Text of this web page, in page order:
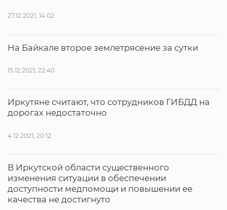
27.12.2021, 14:02
На Байкале второе землетрясение за сутки
15.12.2021, 22:40
Иркутяне считают, что сотрудников ГИБДД на
дорогах недостаточно
4.12.2021, 20:12
В Иркутской области существенного
изменения ситуации в обеспечении
доступности медпомощи и повышении ее
качества не достигнуто